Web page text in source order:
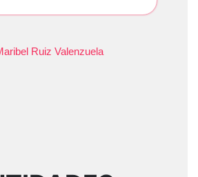
Ruiz Valenzuela